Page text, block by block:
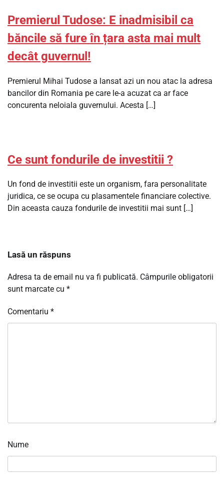
Premierul Tudose: E inadmisibil ca
băncile să fure în țara asta mai mult
decât guvernul!
Premierul Mihai Tudose a lansat azi un nou atac la adresa
bancilor din Romania pe care le-a acuzat ca ar face
concurenta neloiala guvernului. Acesta […]
Ce sunt fondurile de investitii ?
Un fond de investitii este un organism, fara personalitate
juridica, ce se ocupa cu plasamentele financiare colective.
Din aceasta cauza fondurile de investitii mai sunt […]
Lasă un răspuns
Adresa ta de email nu va fi publicată. Câmpurile obligatorii
sunt marcate cu *
Comentariu *
Nume